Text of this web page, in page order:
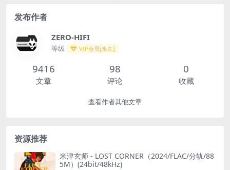
发布作者
ZERO-HIFI
等级 VIP会员[永久]
9416
文章
98
评论
0
收藏
查看作者其他文章
资源推荐
米津玄师 - LOST CORNER（2024/FLAC/分轨/88
5M）(24bit/48kHz)